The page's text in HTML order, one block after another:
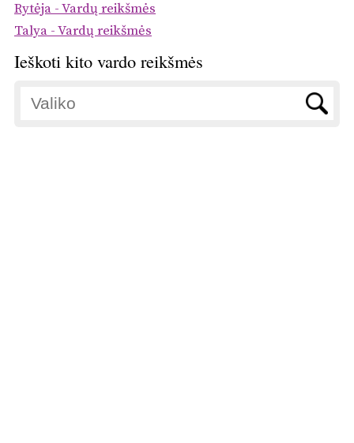
Rytėja - Vardų reikšmės
Talya - Vardų reikšmės
Ieškoti kito vardo reikšmės